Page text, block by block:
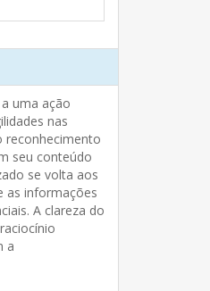
uma ação
nas
reconhecimento
seu conteúdo
se volta aos
as informações
A clareza do
a